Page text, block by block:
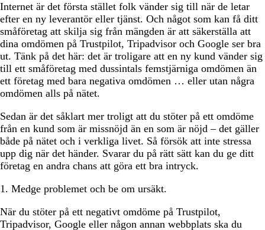
Internet är det första stället folk vänder sig till när de letar
efter en ny leverantör eller tjänst. Och något som kan få ditt
småföretag att skilja sig från mängden är att säkerställa att
dina omdömen på Trustpilot, Tripadvisor och Google ser bra
ut. Tänk på det här: det är troligare att en ny kund vänder sig
till ett småföretag med dussintals femstjärniga omdömen än
ett företag med bara negativa omdömen … eller utan några
omdömen alls på nätet.
Sedan är det såklart mer troligt att du stöter på ett omdöme
från en kund som är missnöjd än en som är nöjd – det gäller
både på nätet och i verkliga livet. Så försök att inte stressa
upp dig när det händer. Svarar du på rätt sätt kan du ge ditt
företag en andra chans att göra ett bra intryck.
1. Medge problemet och be om ursäkt.
När du stöter på ett negativt omdöme på Trustpilot,
Tripadvisor, Google eller någon annan webbplats ska du